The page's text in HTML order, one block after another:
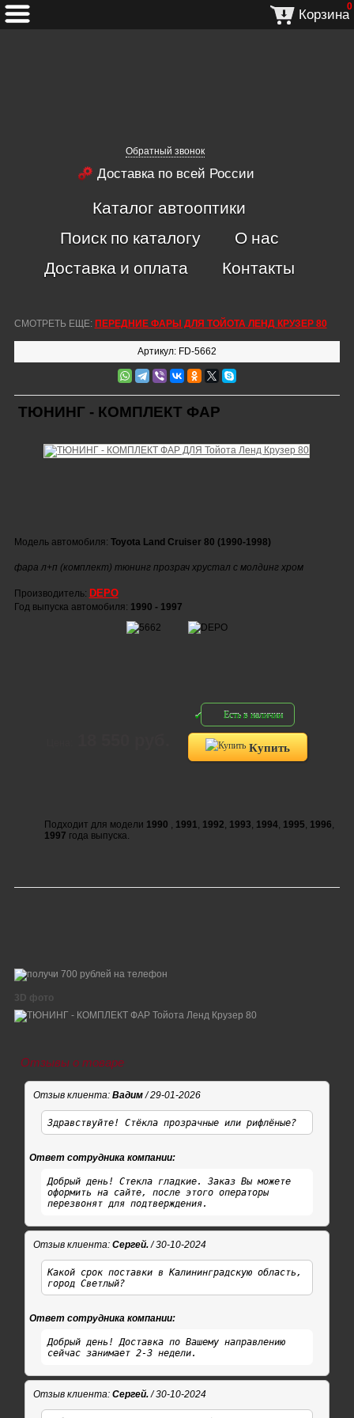
Обратный звонок
Доставка по всей России
Корзина
0
Каталог автооптики
Поиск по каталогу
О нас
Доставка и оплата
Контакты
СМОТРЕТЬ ЕЩЕ: ПЕРЕДНИЕ ФАРЫ ДЛЯ ТОЙОТА ЛЕНД КРУЗЕР 80
Артикул: FD-5662
ТЮНИНГ - КОМПЛЕКТ ФАР
Модель автомобиля: Toyota Land Cruiser 80 (1990-1998)
фара л+п (комплект) тюнинг прозрач хрустал с молдинг хром
Производитель: DEPO
Год выпуска автомобиля: 1990 - 1997
Есть в наличии
Купить
Подходит для модели 1990 , 1991, 1992, 1993, 1994, 1995, 1996,
1997 года выпуска.
3D фото
Отзывы о товаре
Отзыв клиента: Вадим/ 29-01-2026
Здравствуйте! Стёкла прозрачные или рифлёные?
Ответ сотрудника компании:
Добрый день! Стекла гладкие. Заказ Вы можете
оформить на сайте, после этого операторы
перезвонят для подтверждения.
Отзыв клиента: Сергей./ 30-10-2024
Какой срок поставки в Калининградскую область,
город Светлый?
Ответ сотрудника компании:
Добрый день! Доставка по Вашему направлению
сейчас занимает 2-3 недели.
Отзыв клиента: Сергей./ 30-10-2024